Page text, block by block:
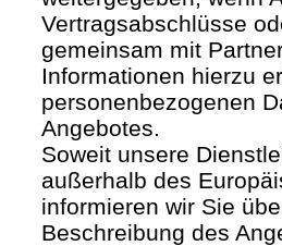
Vertragsabschlüsse
gemeinsam mit
Informationen hierzu
personenbezogenen
Angebotes.
Soweit unsere
außerhalb des
informieren wir Sie
Beschreibung des